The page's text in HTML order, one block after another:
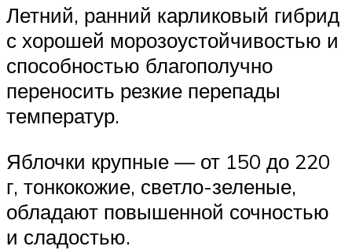
Летний, ранний карликовый гибрид
с хорошей морозоустойчивостью и
способностью благополучно
переносить резкие перепады
температур.
Яблочки крупные — от 150 до 220
г, тонкокожие, светло-зеленые,
обладают повышенной сочностью
и сладостью.